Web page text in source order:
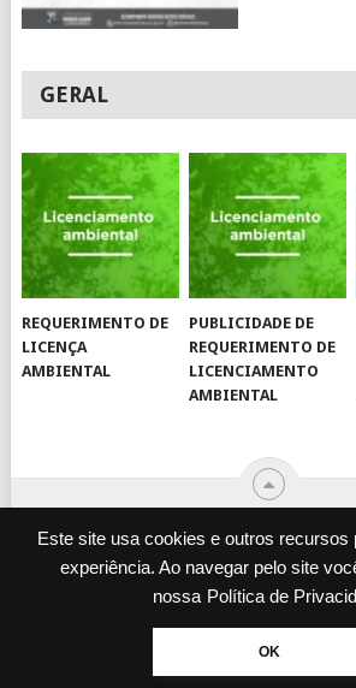
Este site usa cookies e outros recursos
experiência. Ao navegar pelo site
nossa Política de
OK
GERAL
REQUERIMENTO DE
LICENÇA
AMBIENTAL
PUBLICIDADE DE
REQUERIMENTO DE
LICENCIAMENTO
AMBIENTAL
JORNAL VIROU